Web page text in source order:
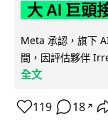
大 AI 巨頭
Meta 承認，旗下
間，因評估夥伴
全文
119 18 ↗